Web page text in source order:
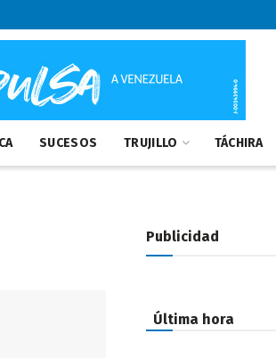
SUCESOS TRUJILLO TÁCHIRA
Publicidad
Última hora